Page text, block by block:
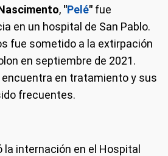
, "Pelé" fue
en un hospital de San Pablo.
fue sometido a la extirpación
en septiembre de 2021.
en tratamiento y sus
frecuentes.
internación en el Hospital